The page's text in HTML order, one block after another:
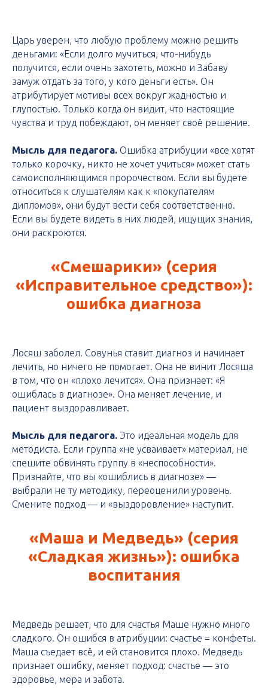
Царь уверен, что любую проблему можно решить
деньгами: «Если долго мучиться, что-нибудь
получится, если очень захотеть, можно и Забаву
замуж отдать за того, у кого деньги есть». Он
атрибутирует мотивы всех вокруг жадностью и
глупостью. Только когда он видит, что настоящие
чувства и труд побеждают, он меняет своё решение.
Мысль для педагога. Ошибка атрибуции «все хотят
только корочку, никто не хочет учиться» может стать
самоисполняющимся пророчеством. Если вы будете
относиться к слушателям как к «покупателям
дипломов», они будут вести себя соответственно.
Если вы будете видеть в них людей, ищущих знания,
они раскроются.
«Смешарики» (серия
«Исправительное средство»):
ошибка диагноза
Лосяш заболел. Совунья ставит диагноз и начинает
лечить, но ничего не помогает. Она не винит Лосяша
в том, что он «плохо лечится». Она признает: «Я
ошиблась в диагнозе». Она меняет лечение, и
пациент выздоравливает.
Мысль для педагога. Это идеальная модель для
методиста. Если группа «не усваивает» материал, не
спешите обвинять группу в «неспособности».
Признайте, что вы «ошиблись в диагнозе» —
выбрали не ту методику, переоценили уровень.
Смените подход — и «выздоровление» наступит.
«Маша и Медведь» (серия
«Сладкая жизнь»): ошибка
воспитания
Медведь решает, что для счастья Маше нужно много
сладкого. Он ошибся в атрибуции: счастье = конфеты.
Маша съедает всё, и ей становится плохо. Медведь
признает ошибку, меняет подход: счастье — это
здоровье, мера и забота.